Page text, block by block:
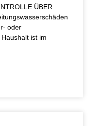
ÜBER
oder
ist im